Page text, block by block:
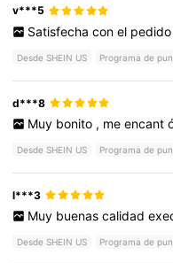
v***5
Satisfecha con el pedido
Desde SHEIN US Programa de
d***8
Muy bonito , me encant
Desde SHEIN US Programa de
l***3
Muy buenas calidad
Desde SHEIN US Programa de